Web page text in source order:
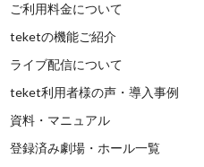
ご利用料金について
teketの機能ご紹介
ライブ配信について
teket利用者様の声・導入事例
資料・マニュアル
登録済み劇場・ホール一覧